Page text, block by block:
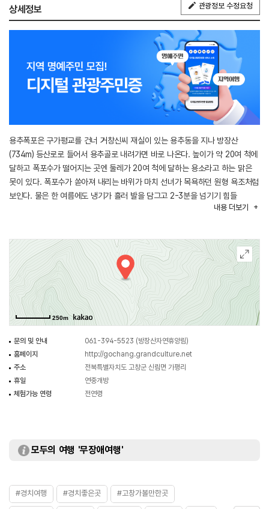
상세정보 관광정보 수정요청
용추폭포은 구가평교를 건너 거창신씨 재실이 있는 용추동을 지나 방장산
(734m) 등산로로 들어서 용추골로 내려가면 바로 나온다. 높이가 약 20여 척에
달하고 폭포수가 떨어지는 곳엔 둘레가 20여 척에 달하는 용소라고 하는 맑은
못이 있다. 폭포수가 쏟아져 내리는 바위가 마치 선녀가 목욕하던 원형 욕조처럼
보인다. 물은 한 여름에도 냉기가 흘러 발을 담그고 2-3분을 넘기기 힘들
정도로 차가우며, 주위는 온통 바위와 숲으로 우거져 있어 밖에서도 잘 보이지
발길이 끊이지 않는다고 한다.
용추폭포에는 전설이 담겨 있다. 하늘로 오르던 용이 아낙네와 눈이 마주치고,
그만 용소로 떨어져 큰 지네로 변하고 말았다. 이 용이 떨어진 곳에 깊은
웅덩이가 생기고 평지가 깊이 파이면서 20여 척의 절벽이 생겨 지금의 폭포가
되었다고 한다.
내용 더보기
250m
문의 및 안내
061-394-5523 (방장산자연휴양림)
홈페이지
http://gochang.grandculture.net
주소
전북특별자치도 고창군 신림면 가평리
휴일
연중개방
체험가능 연령
전연령
모두의 여행 '무장애여행'
#경치여행 #경치좋은곳 #고창가볼만한곳